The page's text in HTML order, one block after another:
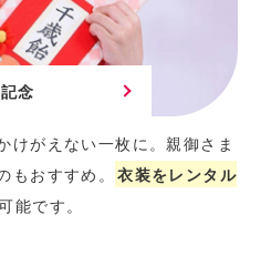
念
けがえない一枚に。親御さま
もおすすめ。 衣装をレンタル
能です。